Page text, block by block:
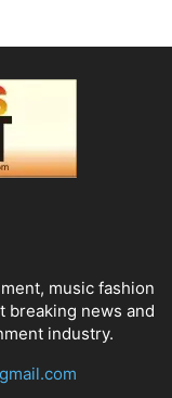
music fashion
breaking news and
industry.